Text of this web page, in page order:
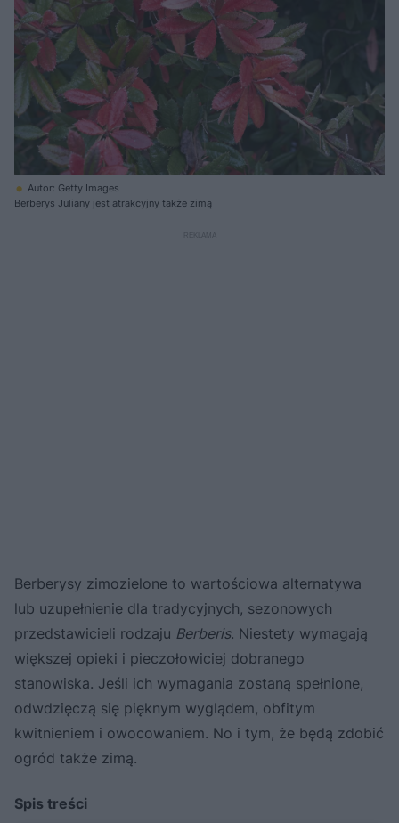
Autor: Getty Images
Berberys Juliany jest atrakcyjny także zimą
Berberysy zimozielone to wartościowa alternatywa
lub uzupełnienie dla tradycyjnych, sezonowych
przedstawicieli rodzaju Berberis. Niestety wymagają
większej opieki i pieczołowiciej dobranego
stanowiska. Jeśli ich wymagania zostaną spełnione,
odwdzięczą się pięknym wyglądem, obfitym
kwitnieniem i owocowaniem. No i tym, że będą zdobić
ogród także zimą.
Spis treści